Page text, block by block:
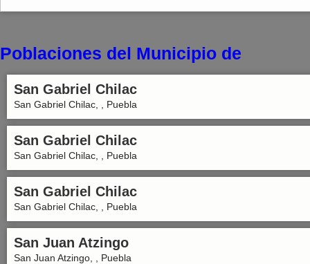
Poblaciones del Municipio de
San Gabriel Chilac
San Gabriel Chilac, , Puebla
San Gabriel Chilac
San Gabriel Chilac, , Puebla
San Gabriel Chilac
San Gabriel Chilac, , Puebla
San Juan Atzingo
San Juan Atzingo, , Puebla